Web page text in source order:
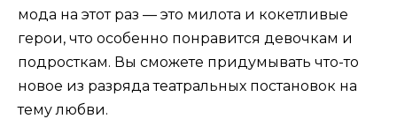
мода на этот раз — это милота и кокетливые
герои, что особенно понравится девочкам и
подросткам. Вы сможете придумывать что-то
новое из разряда театральных постановок на
тему любви.